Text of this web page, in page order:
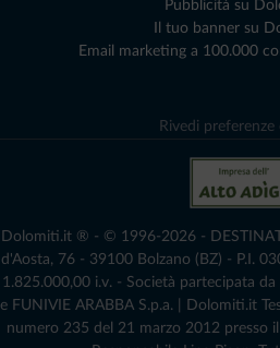
Pubblicità su
Il tuo banner su
Email marketing a 100.000
Rivedi preferenze
Dolomiti.it ® - © 1996-2026 -
d'Aosta, 76 - 39100 Bolzano (BZ) - P.I.
1.825.000,00 i.v. - Società partecipata
e FUNIVIE ARABBA S.p.a. | Dolomiti.it
numero 235 del 21 marzo 2012 presso